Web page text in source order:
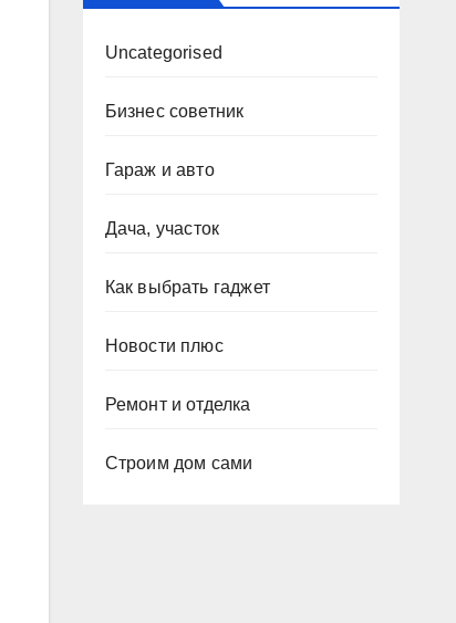
Uncategorised
Бизнес советник
Гараж и авто
Дача, участок
Как выбрать гаджет
Новости плюс
Ремонт и отделка
Строим дом сами